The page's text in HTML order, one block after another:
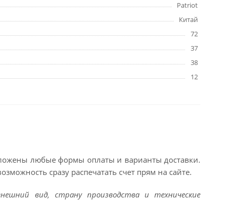
Patriot
Китай
72
37
38
12
любые формы оплаты и варианты доставки.
сразу распечатать счет прям на сайте.
вид, страну производства и технические